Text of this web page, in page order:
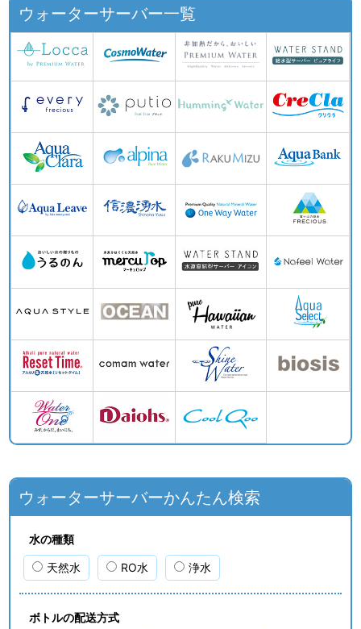
ウォーターサーバー一覧
ウォーターサーバーかんたん検索
水の種類
天然水 RO水 浄水
ボトルの配送方式